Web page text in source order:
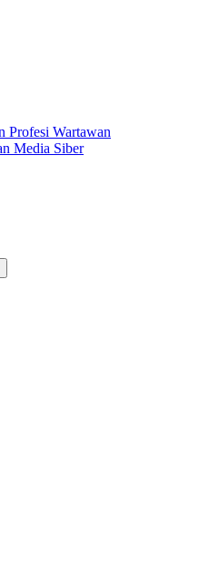
Profesi Wartawan
Media Siber